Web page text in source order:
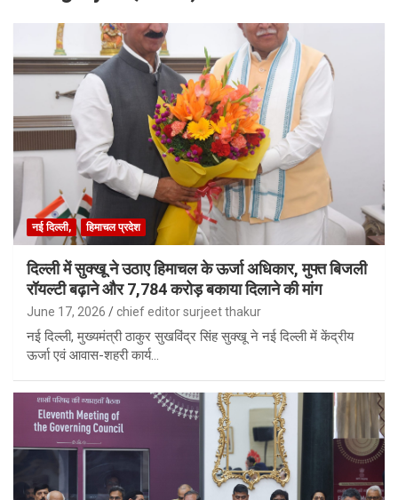
नई दिल्ली, हिमाचल प्रदेश
दिल्ली में सुक्खू ने उठाए हिमाचल के ऊर्जा अधिकार, मुफ्त बिजली
रॉयल्टी बढ़ाने और 7,784 करोड़ बकाया दिलाने की मांग
June 17, 2026 chief editor surjeet thakur
नई दिल्ली, मुख्यमंत्री ठाकुर सुखविंद्र सिंह सुक्खू ने नई दिल्ली में केंद्रीय
ऊर्जा एवं आवास-शहरी कार्य…